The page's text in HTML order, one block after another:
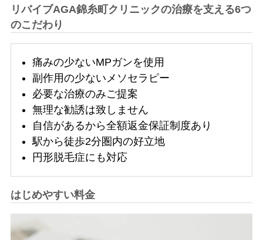
リバイブAGA錦糸町クリニックの治療を支える6つ
のこだわり
痛みの少ないMPガンを使用
副作用の少ないメソセラピー
必要な治療のみご提案
無理な勧誘は致しません
自信があるから全額返金保証制度あり
駅から徒歩2分圏内の好立地
円形脱毛症にも対応
はじめやすい料金